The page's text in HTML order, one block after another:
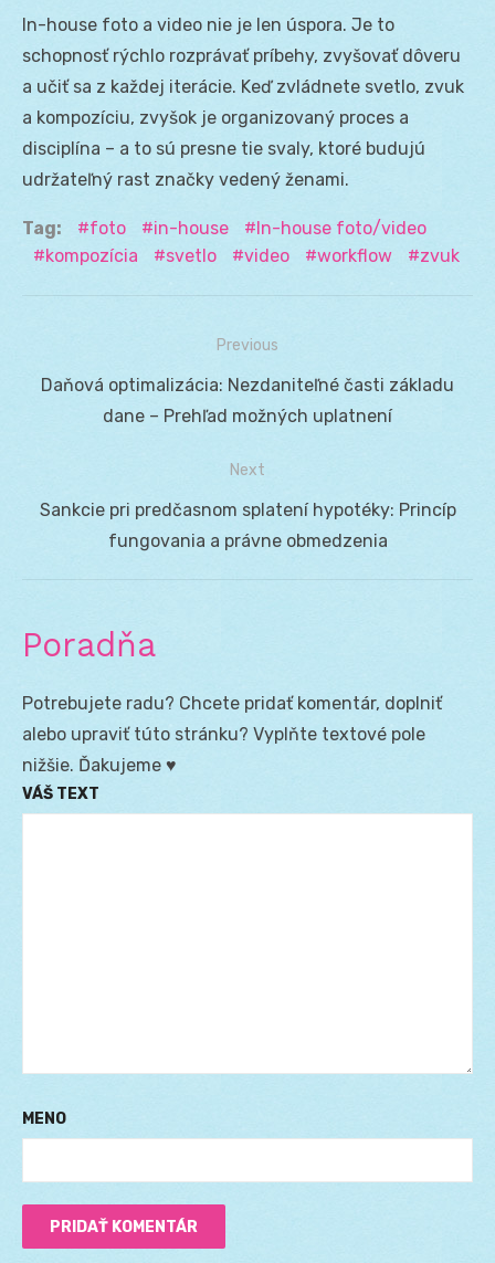
In-house foto a video nie je len úspora. Je to
schopnosť rýchlo rozprávať príbehy, zvyšovať dôveru
a učiť sa z každej iterácie. Keď zvládnete svetlo, zvuk
a kompozíciu, zvyšok je organizovaný proces a
disciplína – a to sú presne tie svaly, ktoré budujú
udržateľný rast značky vedený ženami.
Tag: foto in-house
In-house foto/video
kompozícia
svetlo video workflow zvuk
Navigácia
Previous
Previous
Daňová optimalizácia: Nezdaniteľné časti základu
dane – Prehľad možných uplatnení
Next
Next
Sankcie pri predčasnom splatení hypotéky: Princíp
fungovania a právne obmedzenia
Poradňa
Potrebujete radu? Chcete pridať komentár, doplniť
alebo upraviť túto stránku? Vyplňte textové pole
nižšie. Ďakujeme ♥
VÁŠ TEXT
MENO